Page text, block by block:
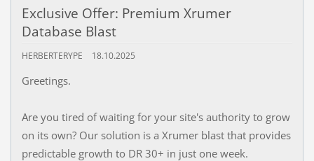
Exclusive Offer: Premium Xrumer
Database Blast
HERBERTERYPE 18.10.2025
Greetings.
Are you tired of waiting for your site's authority to grow
on its own? Our solution is a Xrumer blast that provides
predictable growth to DR 30+ in just one week.